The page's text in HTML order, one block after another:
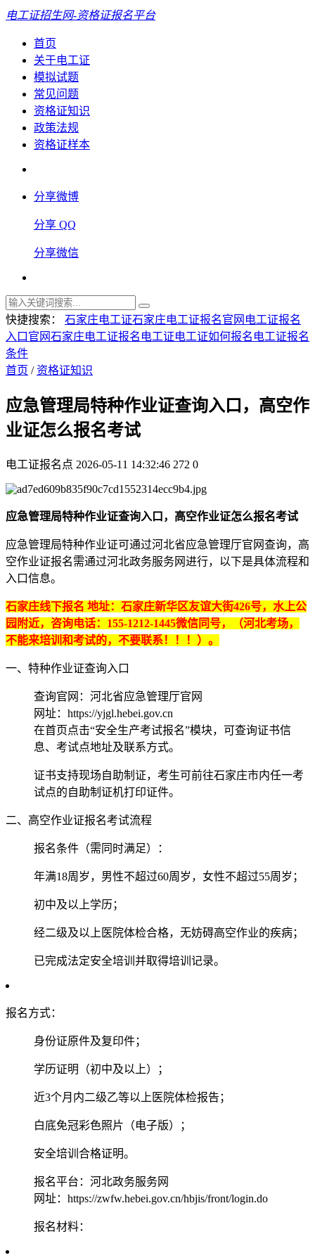
电工证招生网-资格证报名平台
首页
关于电工证
模拟试题
常见问题
资格证知识
政策法规
资格证样本
分享微博
分享 QQ
分享微信
快捷搜索： 石家庄电工证石家庄电工证报名官网 电工证报名
入口官网石家庄电工证报名 电工证电工证如何报名 电工证报名
条件
首页 / 资格证知识
应急管理局特种作业证查询入口，高空作
业证怎么报名考试
电工证报名点 2026-05-11 14:32:46 272 0
应急管理局特种作业证查询入口，高空作业证怎么报名考试
‌应急管理局特种作业证可通过河北省应急管理厅官网查询‌，高
空作业证报名需通过河北政务服务网进行，以下是具体流程和
入口信息。
石家庄线下报名 地址：石家庄新华区友谊大街426号，水上公
园附近，咨询电话：155-1212-1445微信同号，（河北考场，
不能来培训和考试的，不要联系！！！）。
一、特种作业证查询入口
‌查询官网‌：河北省应急管理厅官网
网址：https://yjgl.hebei.gov.cn
在首页点击“安全生产考试报名”模块，可查询证书信
息、考试点地址及联系方式。
证书支持‌现场自助制证‌，考生可前往石家庄市内任一考
试点的自助制证机打印证件。
二、高空作业证报名考试流程
‌报名条件‌（需同时满足）：
年满18周岁，男性不超过60周岁，女性不超过55周岁；
初中及以上学历；
经二级及以上医院体检合格，无妨碍高空作业的疾病；
已完成法定安全培训并取得培训记录。
‌报名方式‌：
身份证原件及复印件；
学历证明（初中及以上）；
近3个月内二级乙等以上医院体检报告；
白底免冠彩色照片（电子版）；
安全培训合格证明。
‌报名平台‌：河北政务服务网
网址：https://zwfw.hebei.gov.cn/hbjis/front/login.do
‌报名材料‌：